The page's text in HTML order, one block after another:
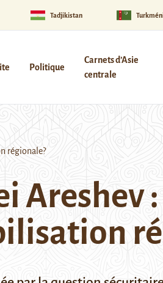
Tadjikistan
Politique
Carnets d’Asie
centrale
régionale?
Areshev :